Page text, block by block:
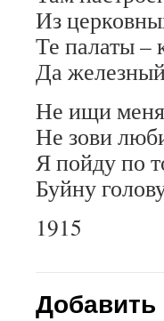
Из
Те палаты –
Да
Не ищи
Не зови
Я пойду по
Буйну
1915